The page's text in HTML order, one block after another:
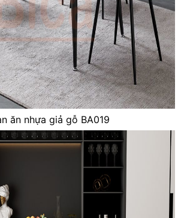
ăn nhựa giả gỗ BA019